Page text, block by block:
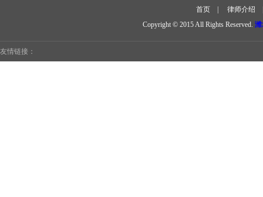
首页 律师介绍
Copyright © 2015 All Rights Reserved.
友情链接：